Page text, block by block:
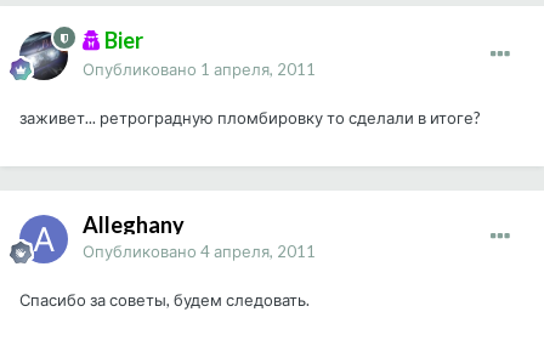
Bier
Опубликовано 1 апреля, 2011
заживет... ретроградную пломбировку то сделали в итоге?
Alleghany
Опубликовано 4 апреля, 2011
Спасибо за советы, будем следовать.